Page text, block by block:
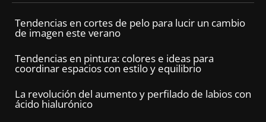
Tendencias en cortes de pelo para lucir un cambio
de imagen este verano
Tendencias en pintura: colores e ideas para
coordinar espacios con estilo y equilibrio
La revolución del aumento y perfilado de labios con
ácido hialurónico